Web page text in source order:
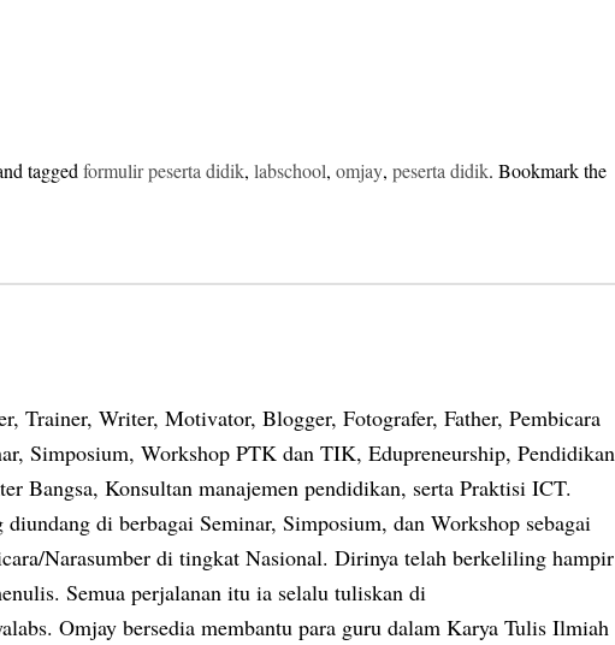
taggedformulir peserta didik,labschool,omjay,peserta didik. Bookmark the
Trainer, Writer, Motivator, Blogger, Fotografer, Father, Pembicara
Simposium, Workshop PTK dan TIK, Edupreneurship, Pendidikan
Bangsa, Konsultan manajemen pendidikan, serta Praktisi ICT.
diundang di berbagai Seminar, Simposium, dan Workshop sebagai
Narasumber di tingkat Nasional. Dirinya telah berkeliling hampir
Semua perjalanan itu ia selalu tuliskan di
Omjay bersedia membantu para guru dalam Karya Tulis Ilmiah